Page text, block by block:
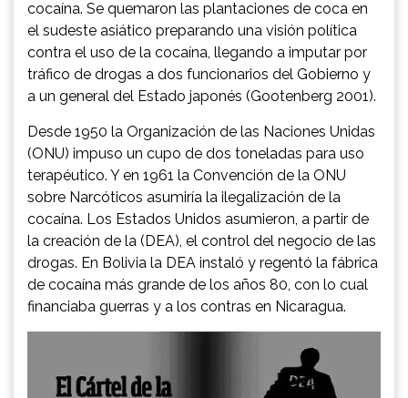
cocaína. Se quemaron las plantaciones de coca en
el sudeste asiático preparando una visión política
contra el uso de la cocaína, llegando a imputar por
tráfico de drogas a dos funcionarios del Gobierno y
a un general del Estado japonés (Gootenberg 2001).
Desde 1950 la Organización de las Naciones Unidas
(ONU) impuso un cupo de dos toneladas para uso
terapéutico. Y en 1961 la Convención de la ONU
sobre Narcóticos asumiría la ilegalización de la
cocaína. Los Estados Unidos asumieron, a partir de
la creación de la (DEA), el control del negocio de las
drogas. En Bolivia la DEA instaló y regentó la fábrica
de cocaína más grande de los años 80, con lo cual
financiaba guerras y a los contras en Nicaragua.